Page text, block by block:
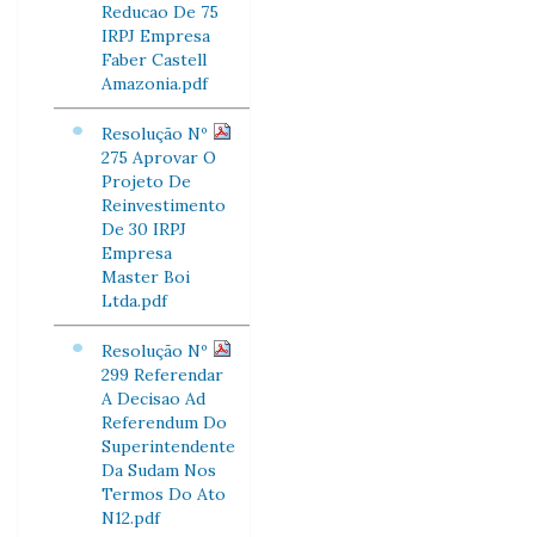
Reducao De 75
IRPJ Empresa
Faber Castell
Amazonia.pdf
Resolução Nº
275 Aprovar O
Projeto De
Reinvestimento
De 30 IRPJ
Empresa
Master Boi
Ltda.pdf
Resolução Nº
299 Referendar
A Decisao Ad
Referendum Do
Superintendente
Da Sudam Nos
Termos Do Ato
N12.pdf